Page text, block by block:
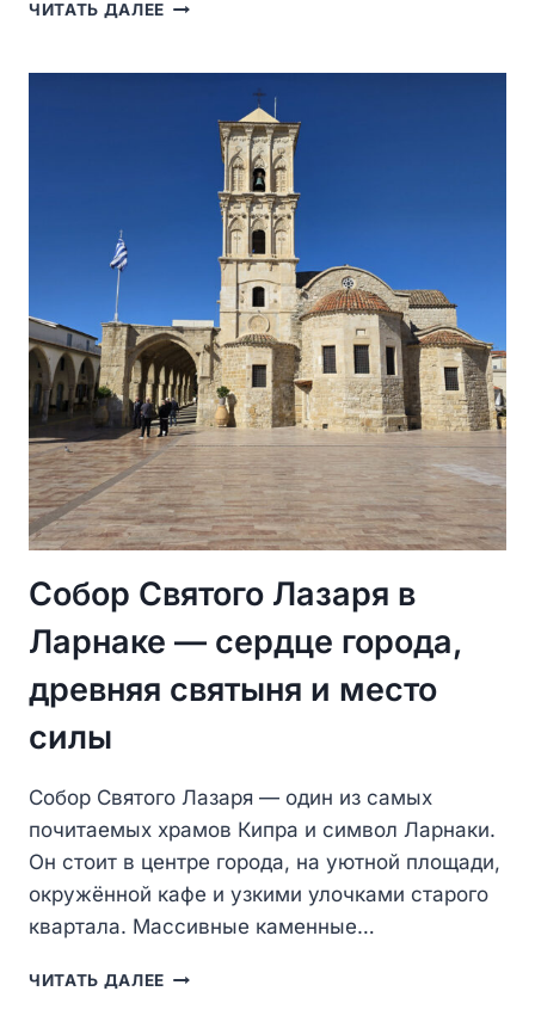
ЧИТАТЬ ДАЛЕЕ
MICHELE
MAGGIORE
ПАВИИ
КОРОНАЦИЙ
РОМАНСКОЙ
АРХИТЕКТУРЫ
Собор Святого Лазаря в
Ларнаке — сердце города,
древняя святыня и место
силы
Собор Святого Лазаря — один из самых
почитаемых храмов Кипра и символ Ларнаки.
Он стоит в центре города, на уютной площади,
окружённой кафе и узкими улочками старого
квартала. Массивные каменные…
ЧИТАТЬ ДАЛЕЕ СОБОР